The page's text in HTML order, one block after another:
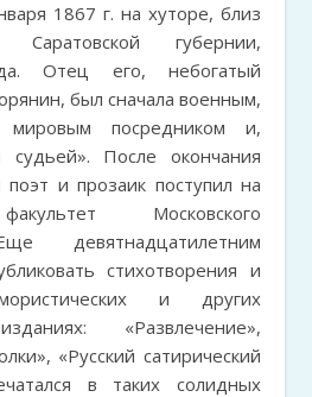
1867 г. на хуторе, близ
губернии,
Отец его, небогатый
был сначала военным,
посредником и,
После окончания
и прозаик поступил на
Московского
девятнадцатилетним
стихотворения и
и других
«Развлечение»,
«Русский сатирический
в таких солидных